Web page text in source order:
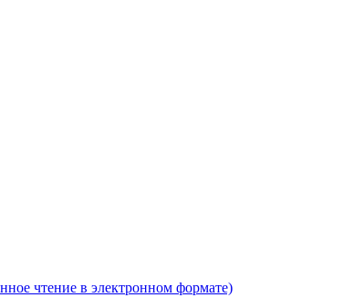
чтение в электронном формате)